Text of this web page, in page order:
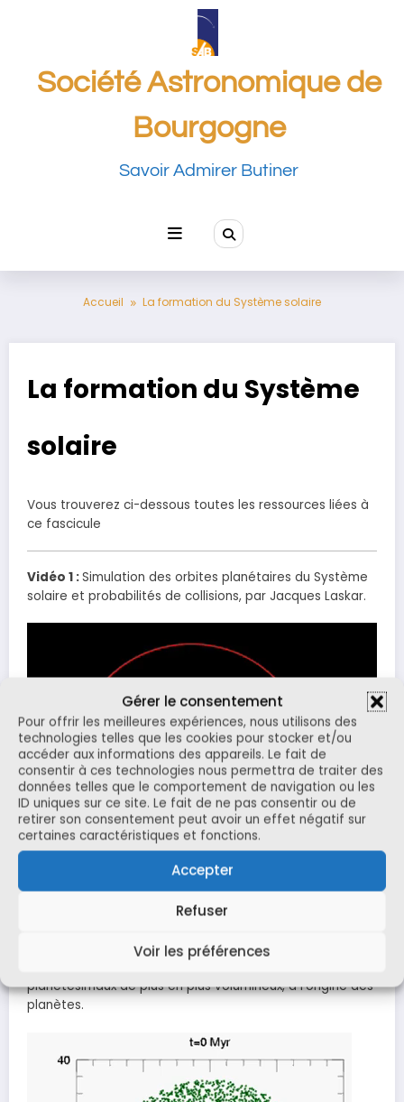
Gérer le consentement
Pour offrir les meilleures expériences, nous utilisons des
technologies telles que les cookies pour stocker et/ou
accéder aux informations des appareils. Le fait de
consentir à ces technologies nous permettra de traiter des
données telles que le comportement de navigation ou les
ID uniques sur ce site. Le fait de ne pas consentir ou de
retirer son consentement peut avoir un effet négatif sur
certaines caractéristiques et fonctions.
Accepter
Refuser
Voir les préférences
Société Astronomique de
Bourgogne
Savoir Admirer Butiner
Accueil La formation du Système solaire
La formation du Système
solaire
Vous trouverez ci-dessous toutes les ressources liées à
ce fascicule
Vidéo 1 :Simulation des orbites planétaires du Système
solaire et probabilités de collisions, par Jacques Laskar.
Représentation schématique du processus
planétésimaux de plus en plus volumineux, à l’origine des
planètes.